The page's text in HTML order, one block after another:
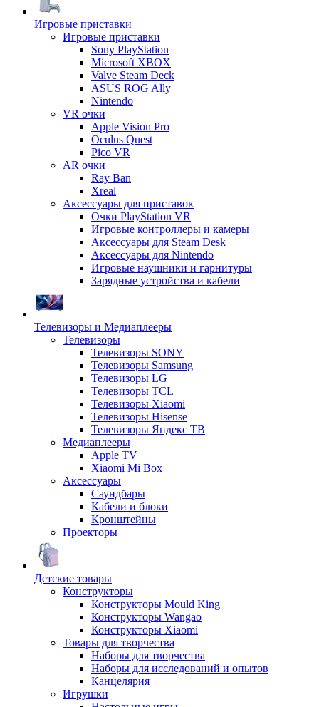
Игровые приставки
Игровые приставки
Sony PlayStation
Microsoft XBOX
Valve Steam Deck
ASUS ROG Ally
Nintendo
VR очки
Apple Vision Pro
Oculus Quest
Pico VR
AR очки
Ray Ban
Xreal
Аксессуары для приставок
Очки PlayStation VR
Игровые контроллеры и камеры
Аксессуары для Steam Desk
Аксессуары для Nintendo
Игровые наушники и гарнитуры
Зарядные устройства и кабели
Телевизоры и Медиаплееры
Телевизоры
Телевизоры SONY
Телевизоры Samsung
Телевизоры LG
Телевизоры TCL
Телевизоры Xiaomi
Телевизоры Hisense
Телевизоры Яндекс ТВ
Медиаплееры
Apple TV
Xiaomi Mi Box
Аксессуары
Саундбары
Кабели и блоки
Кронштейны
Проекторы
Детские товары
Конструкторы
Конструкторы Mould King
Конструкторы Wangao
Конструкторы Xiaomi
Товары для творчества
Наборы для творчества
Наборы для исследований и опытов
Канцелярия
Игрушки